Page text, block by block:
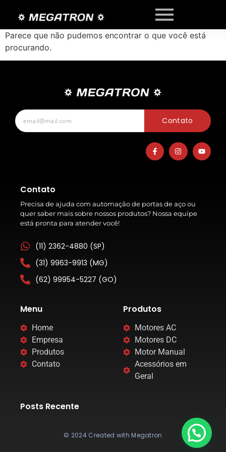
Parece que não pudemos encontrar o que você está
procurando.
Contato
Contato
Precisa de ajuda com automação de portas de aço ou
quer saber mais sobre nossos produtos? Nossa equipe
está pronta para atender você!
(11) 2362-4880 (SP)
(31) 9963-9913 (MG)
(62) 99954-5227 (GO)
Menu
Home
Empresa
Produtos
Contato
Produtos
Motores AC
Motores DC
Motor Manual
Acessórios em
Geral
Posts Recente
© 2024 Created with Megatron